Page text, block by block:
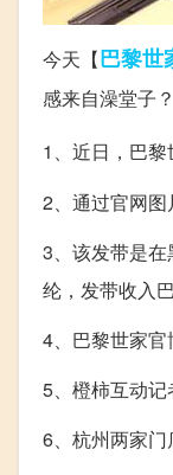
今天【巴黎世
感来自澡堂子
1、近日，巴
2、通过官网图
3、该发带是
纶，发带收入
4、巴黎世家官
5、橙柿互动记
6、杭州两家门